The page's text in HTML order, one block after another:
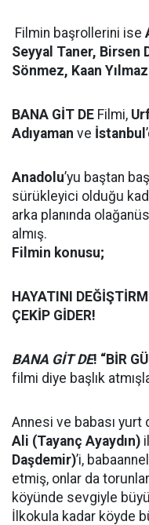
Filmin başrollerini ise
Seyyal Taner, Birsen
Sönmez, Kaan
BANA GİT DE Filmi,
Adıyaman ve İstanbul
Anadolu’yu baştan
sürükleyici olduğu
arka planında
almış.
Filmin konusu;
HAYATINI
ÇEKİP GİDER!
BANA GİT DE! “BİR
filmi diye başlık
Annesi ve babası yurt
Ali (Tayanç Ayaydın)
Daşdemir)’i,
etmiş, onlar da
köyünde sevgiyle
İlkokula kadar köyde